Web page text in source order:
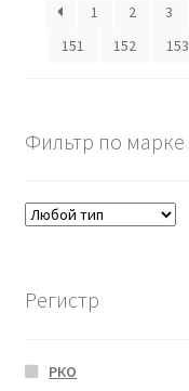
1 2 3
151
152 153
Фильтр по марке
Регистр
РКО